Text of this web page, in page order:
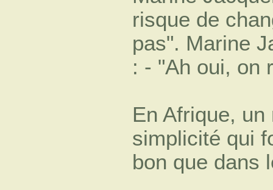
risque de
pas". Marine
: - "Ah oui, on
En Afrique,
simplicité qui
bon que dans